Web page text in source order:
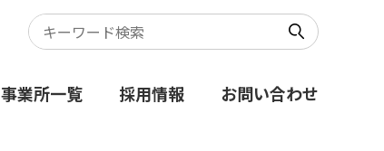
事業所一覧 採用情報 お問い合わせ